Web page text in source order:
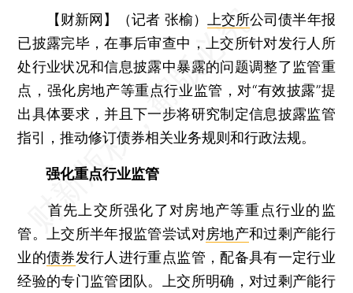
【财新网】（记者 张榆） 上交所公司债半年报
已披露完毕，在事后审查中，上交所针对发行人所
处行业状况和信息披露中暴露的问题调整了监管重
点，强化房地产等重点行业监管，对“有效披露”提
出具体要求，并且下一步将研究制定信息披露监管
指引，推动修订债券相关业务规则和行政法规。
强化重点行业监管
首先上交所强化了对房地产等重点行业的监
管。上交所半年报监管尝试对房地产和过剩产能行
业的债券发行人进行重点监管，配备具有一定行业
经验的专门监管团队。上交所明确，对过剩产能行